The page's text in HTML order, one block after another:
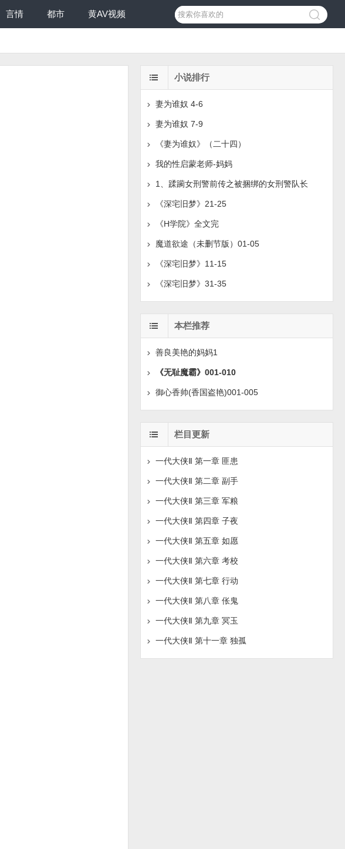
言情 都市 黄AV视频
小说排行
妻为谁奴 4-6
妻为谁奴 7-9
《妻为谁奴》（二十四）
我的性启蒙老师-妈妈
1、蹂躏女刑警前传之被捆绑的女刑警队长
《深宅旧梦》21-25
《H学院》全文完
魔道欲途（未删节版）01-05
《深宅旧梦》11-15
《深宅旧梦》31-35
本栏推荐
善良美艳的妈妈1
《无耻魔霸》001-010
御心香帅(香国盗艳)001-005
栏目更新
一代大侠Ⅱ 第一章 匪患
一代大侠Ⅱ 第二章 副手
一代大侠Ⅱ 第三章 军粮
一代大侠Ⅱ 第四章 子夜
一代大侠Ⅱ 第五章 如愿
一代大侠Ⅱ 第六章 考校
一代大侠Ⅱ 第七章 行动
一代大侠Ⅱ 第八章 伥鬼
一代大侠Ⅱ 第九章 冥玉
一代大侠Ⅱ 第十一章 独孤